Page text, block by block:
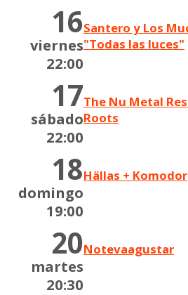
16
viernes
22:00
Santero y Los Muchachos - Gira
"Todas las luces"
17
sábado
22:00
The Nu Metal Resurrection by
Roots
18
domingo
19:00
Hällas + Komodor
20
martes
20:30
Notevaagustar